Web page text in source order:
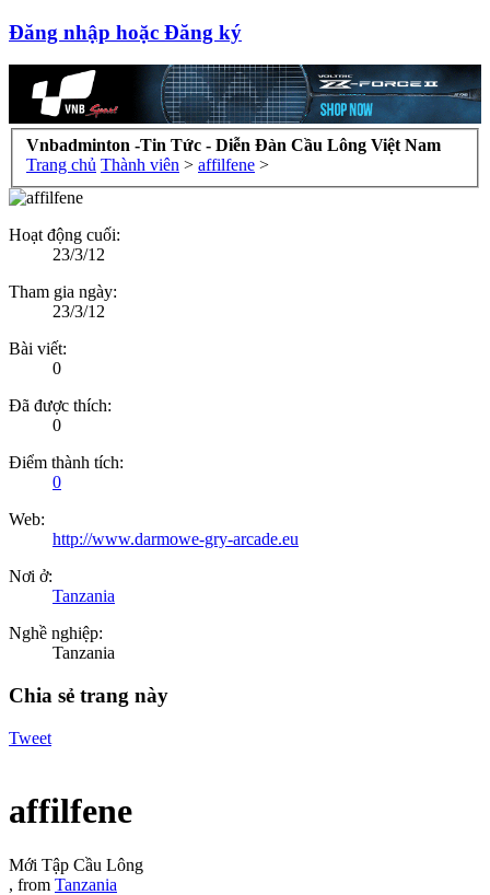
Đăng nhập hoặc Đăng ký
Vnbadminton -Tin Tức - Diễn Đàn Cầu Lông Việt Nam
Trang chủ Thành viên > affilfene >
Hoạt động cuối:
23/3/12
Tham gia ngày:
23/3/12
Bài viết:
0
Đã được thích:
0
Điểm thành tích:
0
Web:
http://www.darmowe-gry-arcade.eu
Nơi ở:
Tanzania
Nghề nghiệp:
Tanzania
Chia sẻ trang này
Tweet
affilfene
Mới Tập Cầu Lông
, from Tanzania